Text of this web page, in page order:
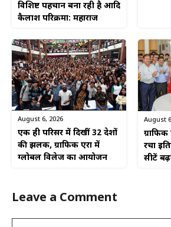
विशिष्ट पहचान बना रही है आदि
कैलाश परिक्रमा: महाराज
August 6, 2026
एक ही परिसर में दिखीं 32 देशों
की झलक, ग्राफिक एरा में
ग्लोबल विलेज का आयोजन
August
रचा
सीटें
Leave a Comment